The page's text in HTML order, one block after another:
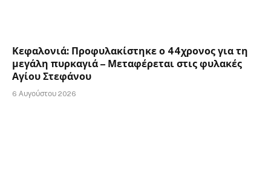
Κεφαλονιά: Προφυλακίστηκε ο 44χρονος για τη
μεγάλη πυρκαγιά – Μεταφέρεται στις φυλακές
Αγίου Στεφάνου
6 Αυγούστου 2026